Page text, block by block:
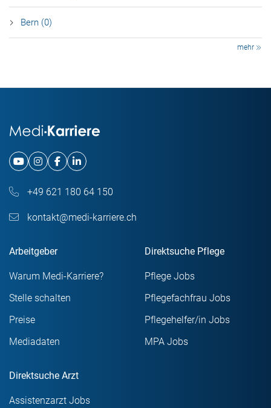
Bern (0)
mehr
+49 621 180 64 150
kontakt@medi-karriere.ch
Arbeitgeber
Warum Medi-Karriere?
Stelle schalten
Preise
Mediadaten
Direktsuche Pflege
Pflege Jobs
Pflegefachfrau Jobs
Pflegehelfer/in Jobs
MPA Jobs
Direktsuche Arzt
Assistenzarzt Jobs